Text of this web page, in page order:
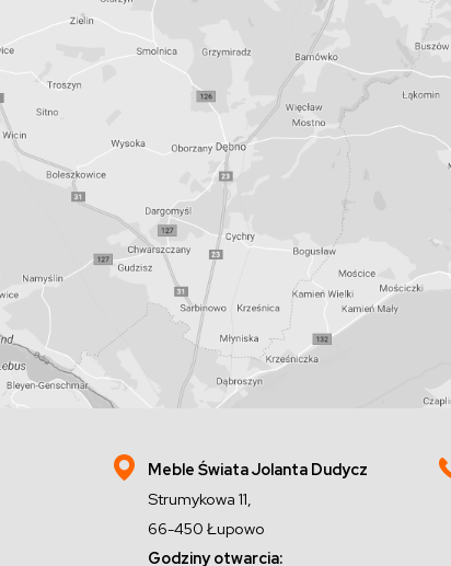
Meble Świata Jolanta Dudycz
Strumykowa 11,
66-450 Łupowo
Godziny otwarcia: